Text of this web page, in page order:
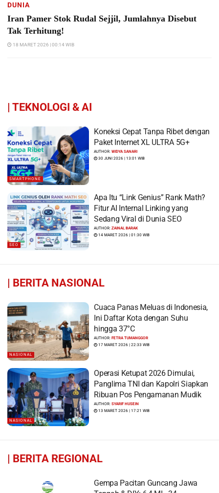
DUNIA
Iran Pamer Stok Rudal Sejjil, Jumlahnya Disebut
Tak Terhitung!
18 MARET 2026 | 00:14 WIB
TEKNOLOGI & AI
SMARTPHONE
Koneksi Cepat Tanpa Ribet dengan
Paket Internet XL ULTRA 5G+
AUTHOR:WIDYA SANARI
30 JUNI 2026 | 13:01 WIB
SEO
Apa Itu “Link Genius” Rank Math?
Fitur AI Internal Linking yang
Sedang Viral di Dunia SEO
AUTHOR:ZAINAL BARAK
14 MARET 2026 | 01:30 WIB
BERITA NASIONAL
NASIONAL
Cuaca Panas Meluas di Indonesia,
Ini Daftar Kota dengan Suhu
hingga 37°C
AUTHOR:FETRA TUMANGGOR
17 MARET 2026 | 22:33 WIB
NASIONAL
Operasi Ketupat 2026 Dimulai,
Panglima TNI dan Kapolri Siapkan
Ribuan Pos Pengamanan Mudik
AUTHOR:SYARIF HUSEIN
13 MARET 2026 | 17:21 WIB
| BERITA REGIONAL
Gempa Pacitan Guncang Jawa